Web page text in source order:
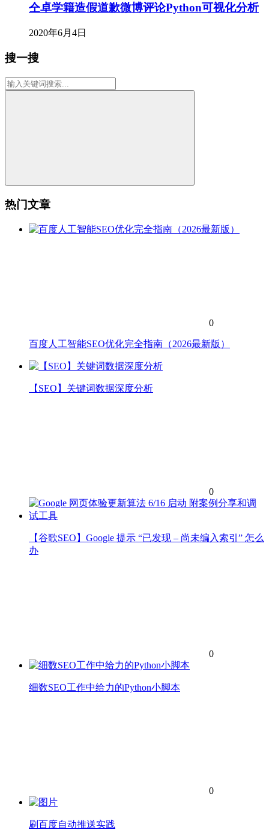
仝卓学籍造假道歉微博评论Python可视化分析
2020年6月4日
搜一搜
热门文章
0
百度人工智能SEO优化完全指南（2026最新版）
【SEO】关键词数据深度分析
0
【谷歌SEO】Google 提示 “已发现 – 尚未编入索引” 怎么
办
0
细数SEO工作中给力的Python小脚本
0
刷百度自动推送实践